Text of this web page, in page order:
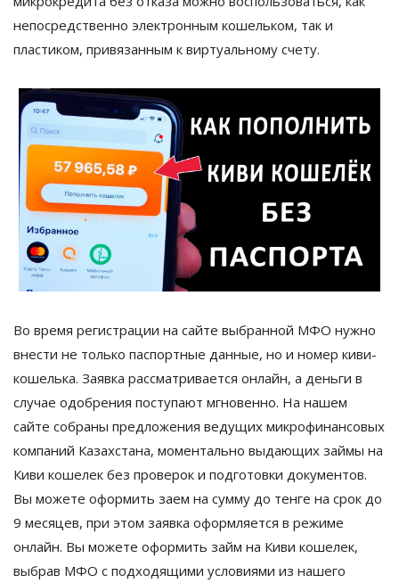
непосредственно электронным кошельком, так и
пластиком, привязанным к виртуальному счету.
Во время регистрации на сайте выбранной МФО нужно
внести не только паспортные данные, но и номер киви-
кошелька. Заявка рассматривается онлайн, а деньги в
случае одобрения поступают мгновенно. На нашем
сайте собраны предложения ведущих микрофинансовых
компаний Казахстана, моментально выдающих займы на
Киви кошелек без проверок и подготовки документов.
Вы можете оформить заем на сумму до тенге на срок до
9 месяцев, при этом заявка оформляется в режиме
онлайн. Вы можете оформить займ на Киви кошелек,
выбрав МФО с подходящими условиями из нашего